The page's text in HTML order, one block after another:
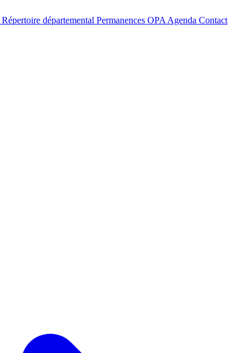
Répertoire départemental Permanences OPA Agenda Contact